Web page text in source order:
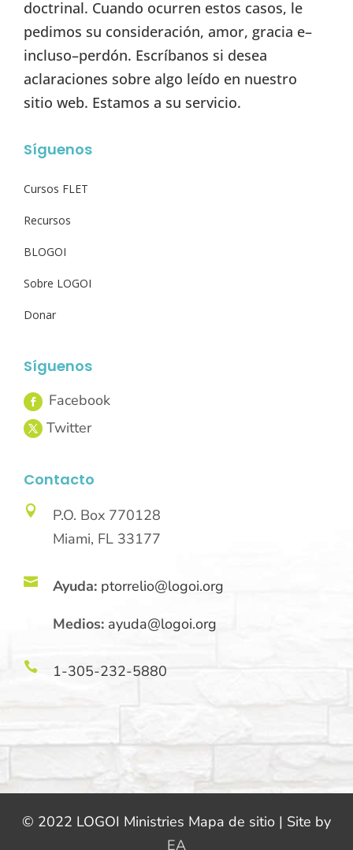
doctrinal. Cuando ocurren estos casos, le
pedimos su consideración, amor, gracia e–
incluso–perdón. Escríbanos si desea
aclaraciones sobre algo leído en nuestro
sitio web. Estamos a su servicio.
Síguenos
Cursos FLET
Recursos
BLOGOI
Sobre LOGOI
Donar
Síguenos
Contacto

P.O. Box 770128
Miami, FL 33177
 Ayuda: ptorrelio@logoi.org
Medios: ayuda@logoi.org
 1-305-232-5880
© 2022 LOGOI Ministries Mapa de sitio | Site by
EA